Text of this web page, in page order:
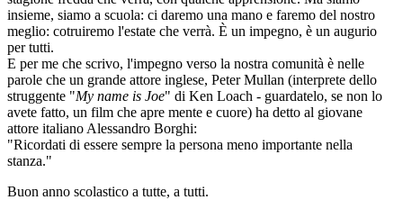
insieme, siamo a scuola: ci daremo una mano e faremo del nostro
meglio: cotruiremo l'estate che verrà. È un impegno, è un augurio
per tutti.
E per me che scrivo, l'impegno verso la nostra comunità è nelle
parole che un grande attore inglese, Peter Mullan (interprete dello
struggente "My name is Joe" di Ken Loach - guardatelo, se non lo
avete fatto, un film che apre mente e cuore) ha detto al giovane
attore italiano Alessandro Borghi:
"Ricordati di essere sempre la persona meno importante nella
stanza."
Buon anno scolastico a tutte, a tutti.